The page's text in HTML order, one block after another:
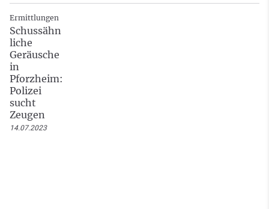
Ermittlungen
Schussähn
liche
Geräusche
in
Pforzheim:
Polizei
sucht
Zeugen
14.07.2023